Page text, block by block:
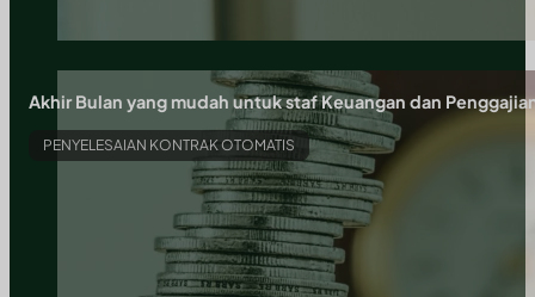
Akhir Bulan yang mudah untuk staf Keuangan dan
PENYELESAIAN KONTRAK OTOMATIS